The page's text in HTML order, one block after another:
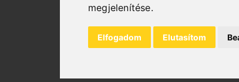
megjelenítése.
Elfogadom Elutasítom
KÉZI SAROKKICSÍPŐK